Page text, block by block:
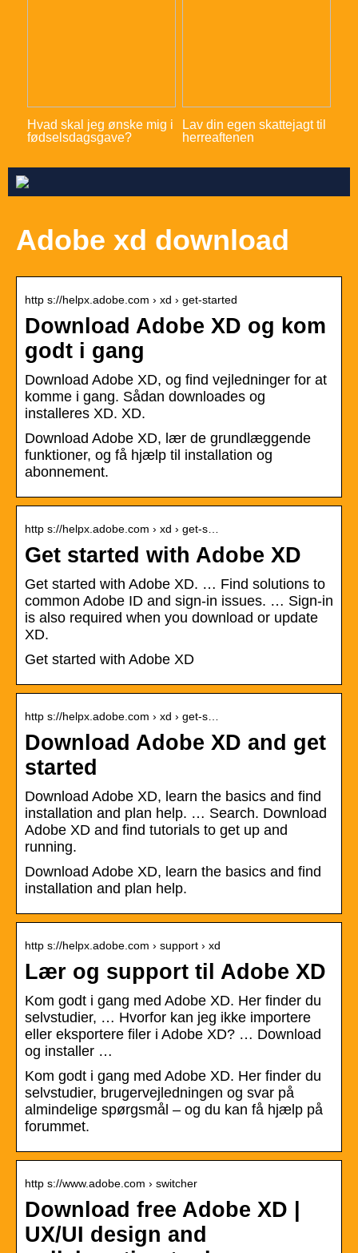
Hvad skal jeg ønske mig i
fødselsdagsgave?
Lav din egen skattejagt til
herreaftenen
Adobe xd download
http s://helpx.adobe.com › xd › get-started
Download Adobe XD og kom
godt i gang
Download Adobe XD, og find vejledninger for at
komme i gang. Sådan downloades og
installeres XD. XD.
Download Adobe XD, lær de grundlæggende
funktioner, og få hjælp til installation og
abonnement.
http s://helpx.adobe.com › xd › get-s…
Get started with Adobe XD
Get started with Adobe XD. … Find solutions to
common Adobe ID and sign-in issues. … Sign-in
is also required when you download or update
XD.
Get started with Adobe XD
http s://helpx.adobe.com › xd › get-s…
Download Adobe XD and get
started
Download Adobe XD, learn the basics and find
installation and plan help. … Search. Download
Adobe XD and find tutorials to get up and
running.
Download Adobe XD, learn the basics and find
installation and plan help.
http s://helpx.adobe.com › support › xd
Lær og support til Adobe XD
Kom godt i gang med Adobe XD. Her finder du
selvstudier, … Hvorfor kan jeg ikke importere
eller eksportere filer i Adobe XD? … Download
og installer …
Kom godt i gang med Adobe XD. Her finder du
selvstudier, brugervejledningen og svar på
almindelige spørgsmål – og du kan få hjælp på
forummet.
http s://www.adobe.com › switcher
Download free Adobe XD |
UX/UI design and